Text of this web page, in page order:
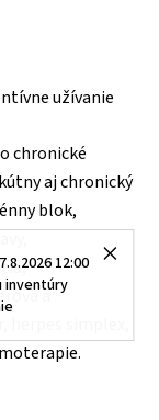
12:00
inventúry
užívanie
chronické
aj chronický
blok,
a